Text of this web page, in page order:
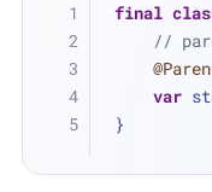
final
//
var
}